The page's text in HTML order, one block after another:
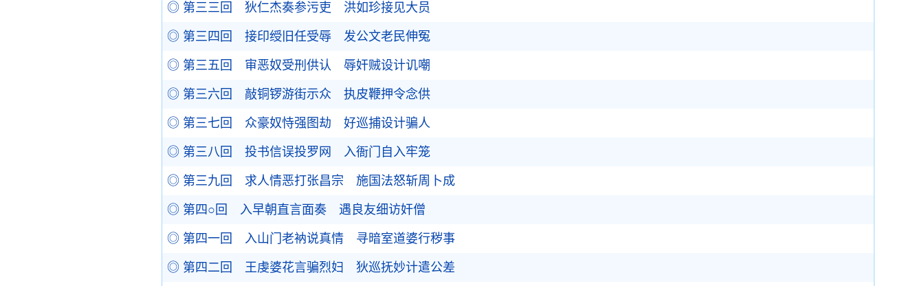
◎ 第三三回 狄仁杰奏参污吏 洪如珍接见大员
◎ 第三四回 接印绶旧任受辱 发公文老民伸冤
◎ 第三五回 审恶奴受刑供认 辱奸贼设计讥嘲
◎ 第三六回 敲铜锣游街示众 执皮鞭押令念供
◎ 第三七回 众豪奴恃强图劫 好巡捕设计骗人
◎ 第三八回 投书信误投罗网 入衙门自入牢笼
◎ 第三九回 求人情恶打张昌宗 施国法怒斩周卜成
◎ 第四○回 入早朝直言面奏 遇良友细访奸僧
◎ 第四一回 入山门老衲说真情 寻暗室道婆行秽事
◎ 第四二回 王虔婆花言骗烈妇 狄巡抚妙计遣公差